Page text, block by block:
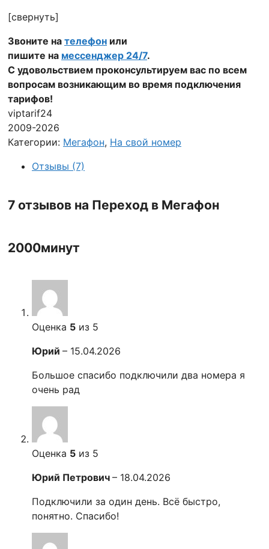
[свернуть]
Звоните на телефон или
пишите на мессенджер 24/7.
С удовольствием проконсультируем вас по всем
вопросам возникающим во время подключения
тарифов!
viptarif24
2009-2026
Категории: Мегафон, На свой номер
Отзывы (7)
7 отзывов на Переход в Мегафон
2000минут
Оценка 5 из 5
Юрий – 15.04.2026
Большое спасибо подключили два номера я
очень рад
Оценка 5 из 5
Юрий Петрович – 18.04.2026
Подключили за один день. Всё быстро,
понятно. Спасибо!